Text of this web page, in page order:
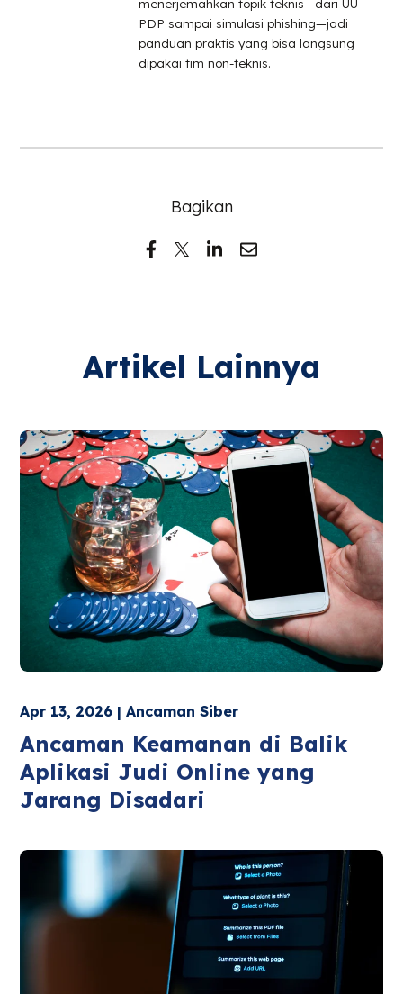
menerjemahkan topik teknis—dari UU
PDP sampai simulasi phishing—jadi
panduan praktis yang bisa langsung
dipakai tim non-teknis.
Bagikan
Artikel Lainnya
Apr 13, 2026 | Ancaman Siber
Ancaman Keamanan di Balik
Aplikasi Judi Online yang
Jarang Disadari